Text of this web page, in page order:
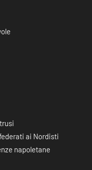
ai Nordisti
napoletane